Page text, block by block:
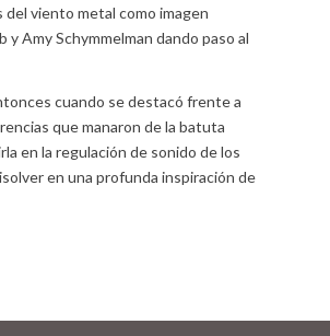
del viento metal como imagen
Amy Schymmelman dando paso al
cuando se destacó frente a
que manaron de la batuta
en la regulación de sonido de los
en una profunda inspiración de